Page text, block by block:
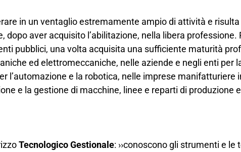
in un ventaglio estremamente ampio di attività e risulta
dopo aver acquisito l’abilitazione, nella libera
pubblici, una volta acquisita una sufficiente maturità
ed elettromeccaniche, nelle aziende e negli enti per
l’automazione e la robotica, nelle imprese manifatturiere
e la gestione di macchine, linee e reparti di produzione
Tecnologico Gestionale: ››conoscono gli strumenti e